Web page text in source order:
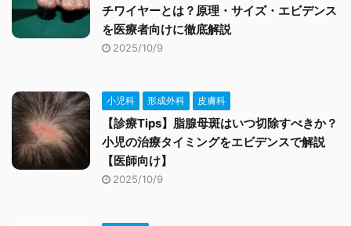
チワイヤーとは？原理・サイズ・エビデンス
を医療者向けに徹底解説
2025/10/9
小児科 形成外科 皮膚科
【診療Tips】脂腺母斑はいつ切除すべきか？
小児の治療タイミングをエビデンスで解説
【医師向け】
2025/10/9